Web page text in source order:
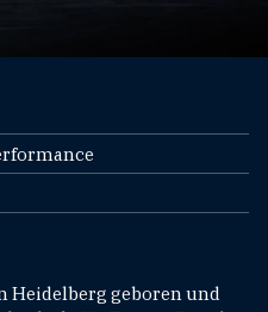
Heidelberg geboren und